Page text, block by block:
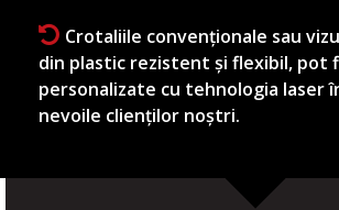
Crotaliile convenționale sau
din plastic rezistent și flexibil, pot
personalizate cu tehnologia laser
nevoile clienților noștri.